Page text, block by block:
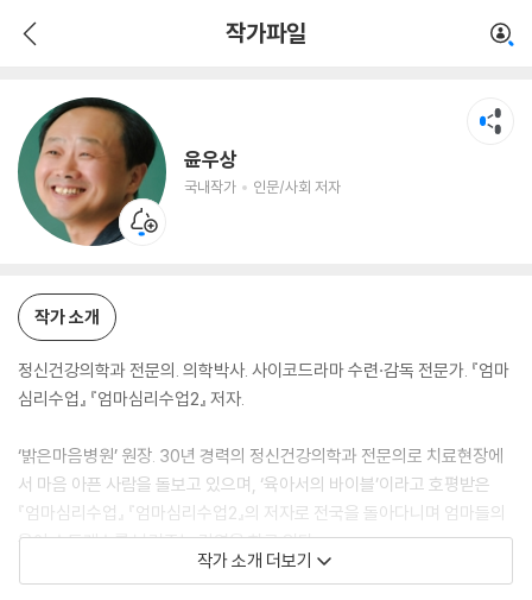
작가파일
윤우상
국내작가 인문/사회 저자
인문/사회 저자
작가 소개
정신건강의학과 전문의. 의학박사. 사이코드라마 수련·감독 전문가. 『엄마
심리수업』 『엄마심리수업2』 저자.
‘밝은마음병원’ 원장. 30년 경력의 정신건강의학과 전문의로 치료현장에
서 마음 아픈 사람을 돌보고 있으며, ‘육아서의 바이블’이라고 호평받은
『엄마심리수업』 『엄마심리수업2』의 저자로 전국을 돌아다니며 엄마들의
육아 스트레스를 날려주는 강연을 하고 있다.
작가 소개 더보기